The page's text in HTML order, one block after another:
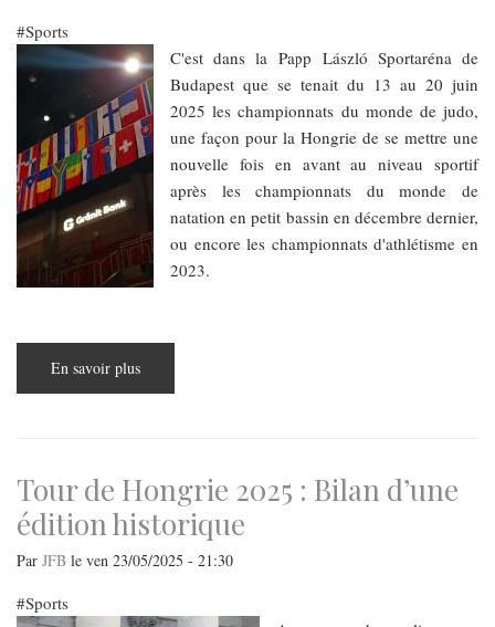
Sports
C'est dans la Papp László Sportaréna de
Budapest que se tenait du 13 au 20 juin
2025 les championnats du monde de judo,
une façon pour la Hongrie de se mettre une
nouvelle fois en avant au niveau sportif
après les championnats du monde de
natation en petit bassin en décembre dernier,
ou encore les championnats d'athlétisme en
2023.
En savoir plus
Championnats
:
entre
surprise
et
déception
Tour de Hongrie 2025 : Bilan d’une
édition historique
Par JFB le ven 23/05/2025 - 21:30
Sports